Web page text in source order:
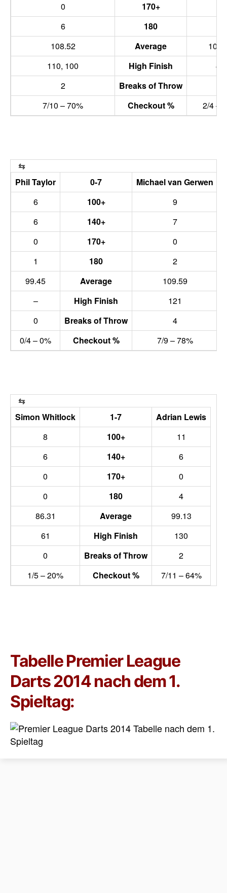
0
170+
6
180
108.52
Average
110, 100
High Finish
40
2
Breaks of Throw
7/10 – 70%
Checkout % 2/4 –
Phil Taylor 0-7
Michael van Gerwen
6
100+
9
6
140+
7
0
170+
0
1
180
2
99.45
Average
109.59
–
High Finish
121
0
Breaks of Throw
4
0/4 – 0%
Checkout % 7/9 – 78%
Simon Whitlock 1-7
Adrian Lewis
8
100+
11
6
140+
6
0
170+
0
0
180
4
86.31
Average
99.13
61
High Finish
130
0
Breaks of Throw
2
1/5 – 20%
Checkout % 7/11 – 64%
Tabelle Premier League
Darts 2014 nach dem 1.
Spieltag: